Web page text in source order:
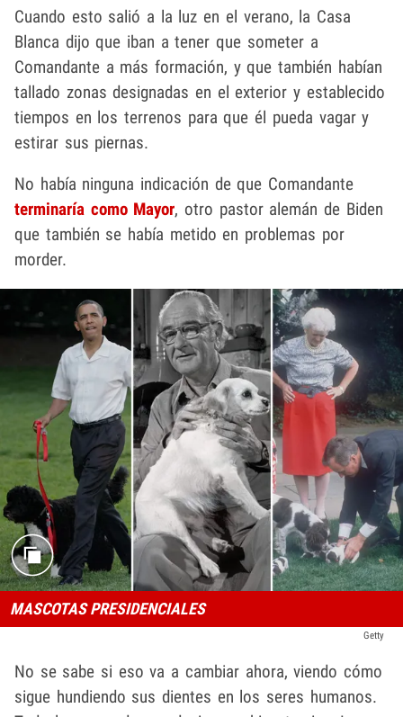
Cuando esto salió a la luz en el verano, la Casa
Blanca dijo que iban a tener que someter a
Comandante a más formación, y que también habían
tallado zonas designadas en el exterior y establecido
tiempos en los terrenos para que él pueda vagar y
estirar sus piernas.
No había ninguna indicación de que Comandante
terminaría como Mayor, otro pastor alemán de Biden
que también se había metido en problemas por
morder.
MASCOTAS PRESIDENCIALES
Getty
No se sabe si eso va a cambiar ahora, viendo cómo
sigue hundiendo sus dientes en los seres humanos.